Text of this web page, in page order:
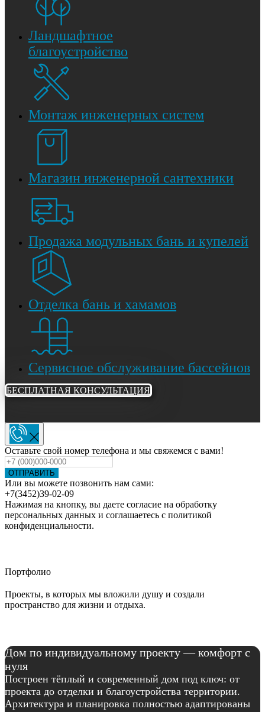
Ландшафтное
благоустройство
Монтаж инженерных систем
Магазин инженерной сантехники
Продажа модульных бань и купелей
Отделка бань и хамамов
Сервисное обслуживание бассейнов
БЕСПЛАТНАЯ КОНСУЛЬТАЦИЯ
Оставьте свой номер телефона и мы свяжемся с вами!
ОТПРАВИТЬ
Или вы можете позвонить нам сами:
+7(3452)39-02-09
Нажимая на кнопку, вы даете согласие на обработку
персональных данных и соглашаетесь c политикой
конфиденциальности.
Портфолио
Проекты, в которых мы вложили душу и создали
пространство для жизни и отдыха.
Дом по индивидуальному проекту — комфорт с
нуля
Построен тёплый и современный дом под ключ: от
проекта до отделки и благоустройства территории.
Архитектура и планировка полностью адаптированы